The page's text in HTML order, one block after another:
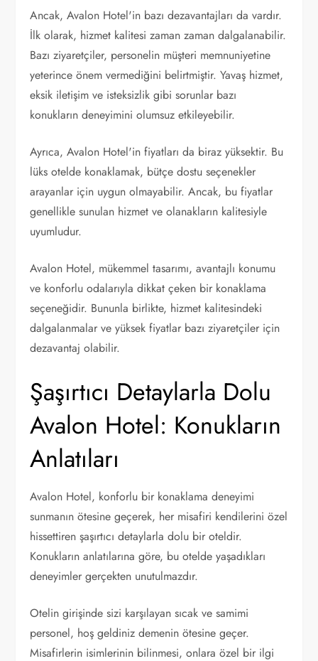
Ancak, Avalon Hotel'in bazı dezavantajları da vardır.
İlk olarak, hizmet kalitesi zaman zaman dalgalanabilir.
Bazı ziyaretçiler, personelin müşteri memnuniyetine
yeterince önem vermediğini belirtmiştir. Yavaş hizmet,
eksik iletişim ve isteksizlik gibi sorunlar bazı
konukların deneyimini olumsuz etkileyebilir.
Ayrıca, Avalon Hotel'in fiyatları da biraz yüksektir. Bu
lüks otelde konaklamak, bütçe dostu seçenekler
arayanlar için uygun olmayabilir. Ancak, bu fiyatlar
genellikle sunulan hizmet ve olanakların kalitesiyle
uyumludur.
Avalon Hotel, mükemmel tasarımı, avantajlı konumu
ve konforlu odalarıyla dikkat çeken bir konaklama
seçeneğidir. Bununla birlikte, hizmet kalitesindeki
dalgalanmalar ve yüksek fiyatlar bazı ziyaretçiler için
dezavantaj olabilir.
Şaşırtıcı Detaylarla Dolu
Avalon Hotel: Konukların
Anlatıları
Avalon Hotel, konforlu bir konaklama deneyimi
sunmanın ötesine geçerek, her misafiri kendilerini özel
hissettiren şaşırtıcı detaylarla dolu bir oteldir.
Konukların anlatılarına göre, bu otelde yaşadıkları
deneyimler gerçekten unutulmazdır.
Otelin girişinde sizi karşılayan sıcak ve samimi
personel, hoş geldiniz demenin ötesine geçer.
Misafirlerin isimlerinin bilinmesi, onlara özel bir ilgi